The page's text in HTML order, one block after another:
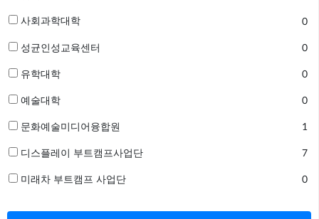
사회과학대학 0
성균인성교육센터 0
유학대학 0
예술대학 0
문화예술미디어융합원 1
디스플레이 부트캠프사업단 7
미래차 부트캠프 사업단 0